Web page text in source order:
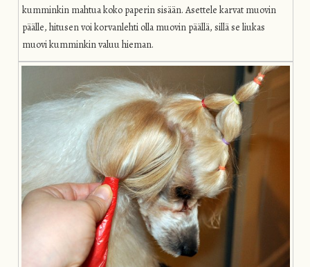
kumminkin mahtua koko paperin sisään. Asettele karvat muovin
päälle, hitusen voi korvanlehti olla muovin päällä, sillä se liukas
muovi kumminkin valuu hieman.